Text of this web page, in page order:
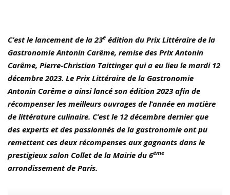
C’est le lancement de la 23e édition du Prix Littéraire de la
Gastronomie Antonin Carême, remise des Prix Antonin
Carême, Pierre-Christian Taittinger qui a eu lieu le mardi 12
décembre 2023. Le Prix Littéraire de la Gastronomie
Antonin Carême a ainsi lancé son édition 2023 afin de
récompenser les meilleurs ouvrages de l’année en matière
de littérature culinaire. C’est le 12 décembre dernier que
des experts et des passionnés de la gastronomie ont pu
remettent ces deux récompenses aux gagnants dans le
prestigieux salon Collet de la Mairie du 6ème
arrondissement de Paris.